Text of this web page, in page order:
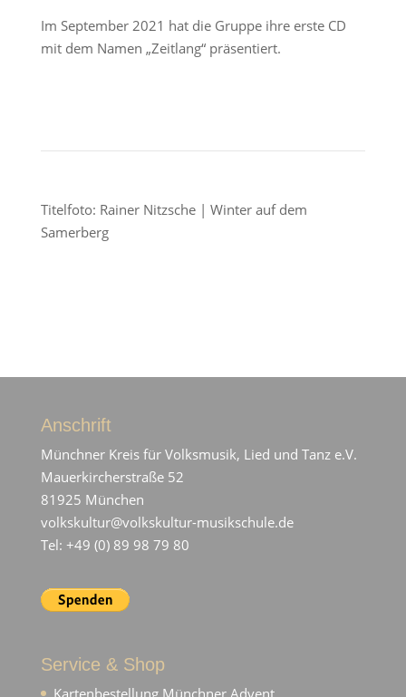
Im September 2021 hat die Gruppe ihre erste CD
mit dem Namen „Zeitlang“ präsentiert.
Titelfoto: Rainer Nitzsche | Winter auf dem
Samerberg
Anschrift
Münchner Kreis für Volksmusik, Lied und Tanz e.V.
Mauerkircherstraße 52
81925 München
volkskultur@volkskultur-musikschule.de
Tel: +49 (0) 89 98 79 80
Service & Shop
Kartenbestellung Münchner Advent